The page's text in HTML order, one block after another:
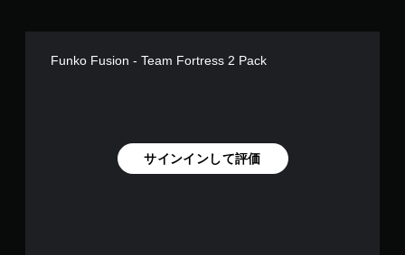
Funko Fusion - Team Fortress 2 Pack
サインインして評価